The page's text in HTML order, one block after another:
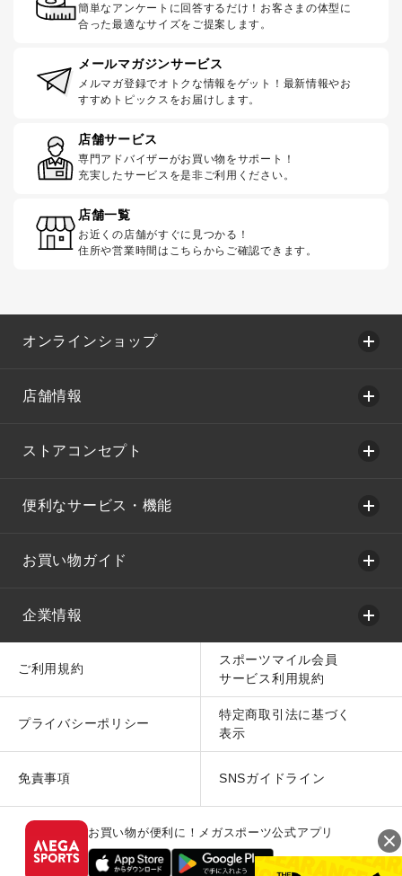
簡単なアンケートに回答するだけ！お客さまの体型に
合った最適なサイズをご提案します。
メールマガジンサービス
メルマガ登録でオトクな情報をゲット！最新情報やお
すすめトピックスをお届けします。
店舗サービス
専門アドバイザーがお買い物をサポート！
充実したサービスを是非ご利用ください。
店舗一覧
お近くの店舗がすぐに見つかる！
住所や営業時間はこちらからご確認できます。
オンラインショップ
店舗情報
ストアコンセプト
便利なサービス・機能
お買い物ガイド
企業情報
ご利用規約
スポーツマイル会員
サービス利用規約
プライバシーポリシー
特定商取引法に基づく
表示
免責事項 SNSガイドライン
お買い物が便利に！メガスポーツ公式アプリ